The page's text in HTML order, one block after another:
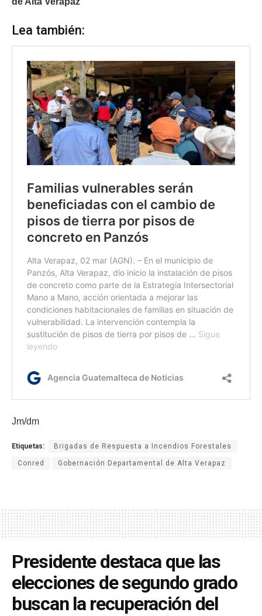
Lea también:
Jm/dm
Etiquetas: Brigadas de Respuesta a Incendios Forestales
Conred Gobernación Departamental de Alta Verapaz
Presidente destaca que las
elecciones de segundo grado
buscan la recuperación del